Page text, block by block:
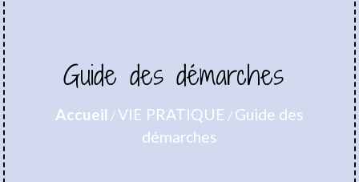
Guide des démarches
Accueil /VIE PRATIQUE / Guide des
démarches